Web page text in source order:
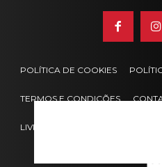
POLÍTICA DE COOKIES
TERMOS E CONDIÇÕES
LIVRO DE RECLAMAÇÕES